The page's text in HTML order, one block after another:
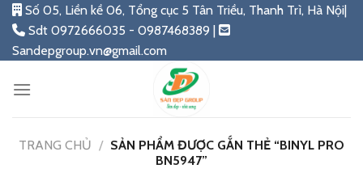
Skip
content
Số 05, Liền kề 06, Tổng cục 5 Tân Triều, Thanh Trì, Hà Nội|
Sdt 0972666035 - 0987468389 |
Sandepgroup.vn@gmail.com
TRANG CHỦ / SẢN PHẨM ĐƯỢC GẮN THẺ “BINYL PRO
BN5947”